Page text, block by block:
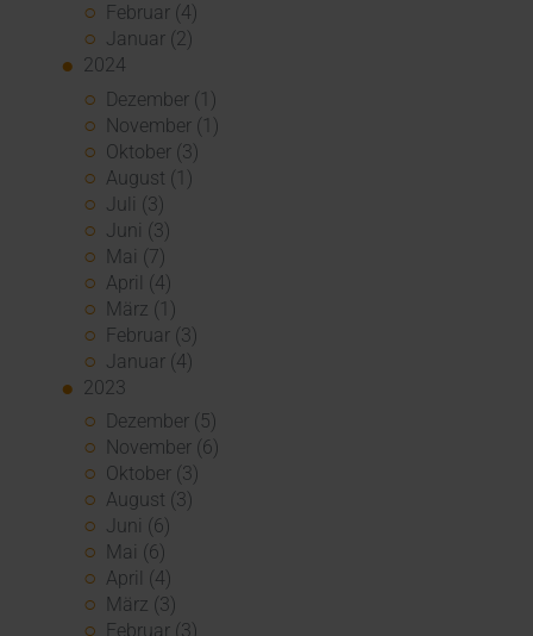
Februar (4)
Januar (2)
2024
Dezember (1)
November (1)
Oktober (3)
August (1)
Juli (3)
Juni (3)
Mai (7)
April (4)
März (1)
Februar (3)
Januar (4)
2023
Dezember (5)
November (6)
Oktober (3)
August (3)
Juni (6)
Mai (6)
April (4)
März (3)
Februar (3)